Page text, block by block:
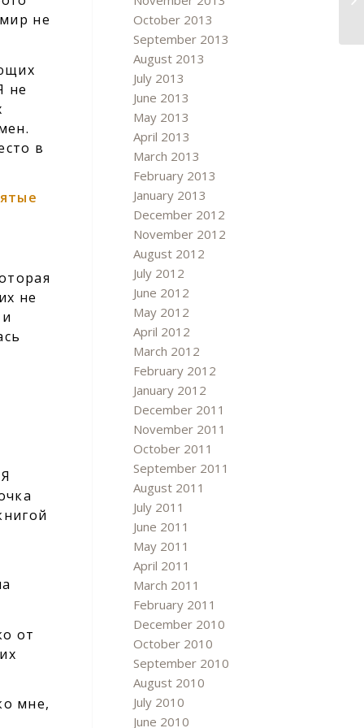
не
не
в
не
от
мне,
October 2013
September 2013
August 2013
July 2013
June 2013
May 2013
April 2013
March 2013
February 2013
January 2013
December 2012
November 2012
August 2012
July 2012
June 2012
May 2012
April 2012
March 2012
February 2012
January 2012
December 2011
November 2011
October 2011
September 2011
August 2011
July 2011
June 2011
May 2011
April 2011
March 2011
February 2011
December 2010
October 2010
September 2010
August 2010
July 2010
June 2010